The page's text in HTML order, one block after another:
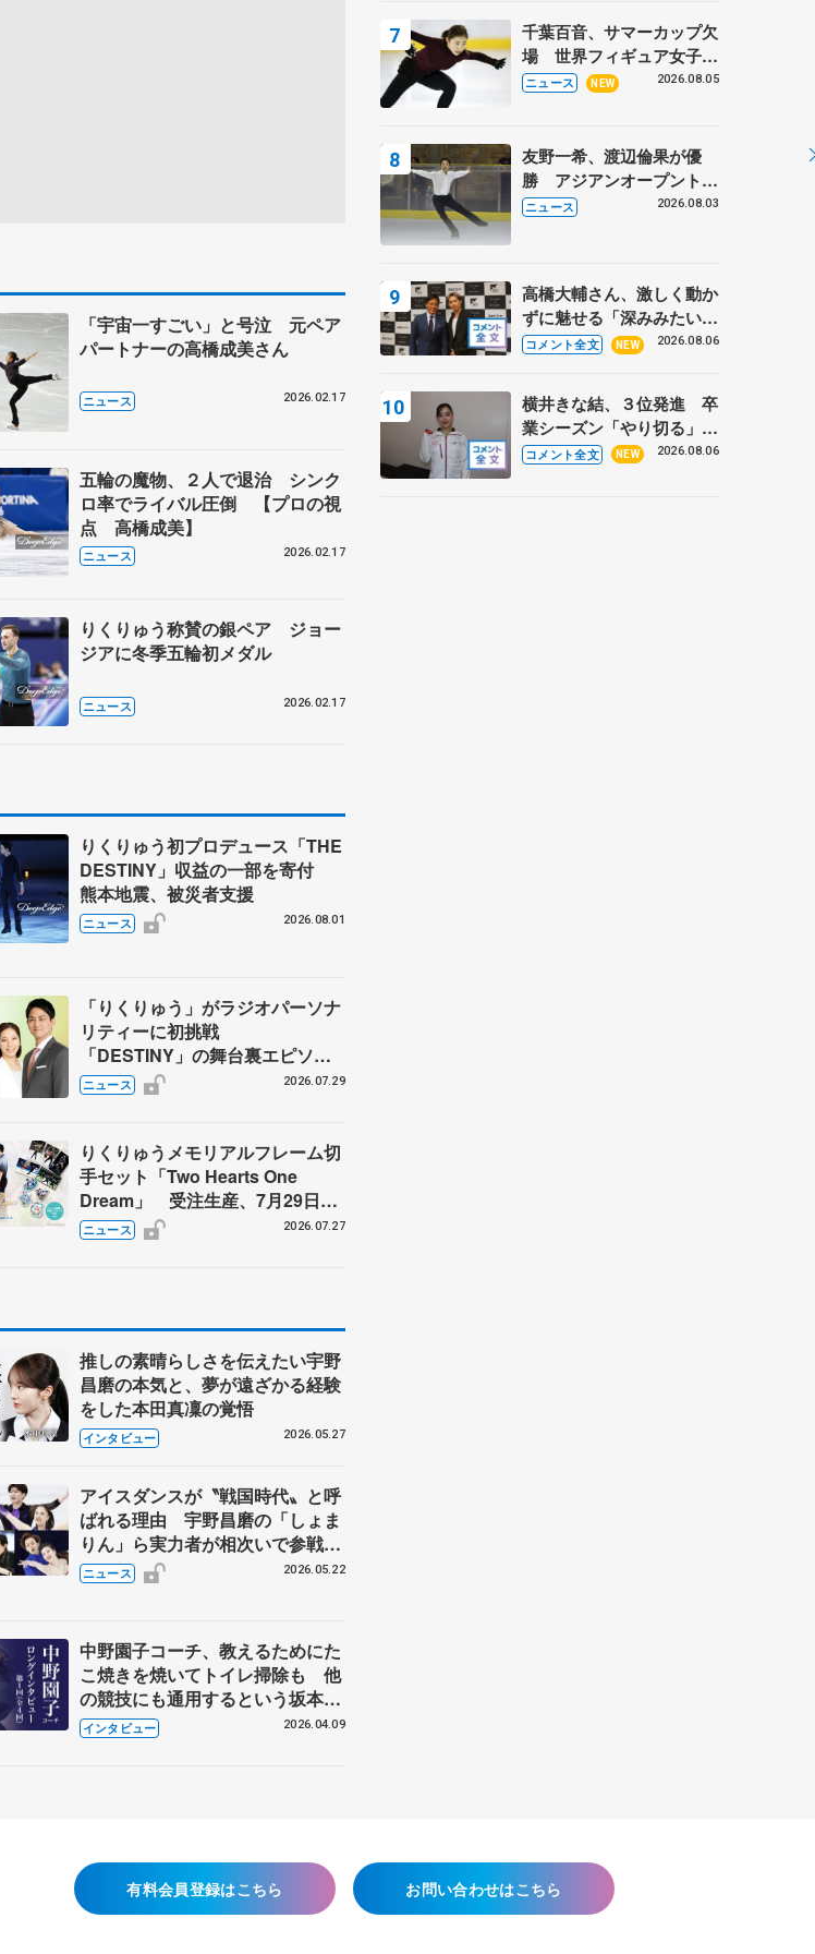
「宇宙一すごい」と号泣 元ペア
パートナーの高橋成美さん
ニュース 2026.02.17
五輪の魔物、２人で退治 シンク
ロ率でライバル圧倒 【プロの視
点 高橋成美】
ニュース 2026.02.17
りくりゅう称賛の銀ペア ジョー
ジアに冬季五輪初メダル
ニュース 2026.02.17
りくりゅう初プロデュース「THE
DESTINY」収益の一部を寄付
熊本地震、被災者支援
ニュース 2026.08.01
「りくりゅう」がラジオパーソナ
リティーに初挑戦
「DESTINY」の舞台裏エピソー
ドも
ニュース 2026.07.29
りくりゅうメモリアルフレーム切
手セット「Two Hearts One
Dream」 受注生産、7月29日受
け付け開始
ニュース 2026.07.27
推しの素晴らしさを伝えたい宇野
昌磨の本気と、夢が遠ざかる経験
をした本田真凜の覚悟
インタビュー 2026.05.27
アイスダンスが〝戦国時代〟と呼
ばれる理由 宇野昌磨の「しょま
りん」ら実力者が相次いで参戦
国内の競争激化
ニュース 2026.05.22
中野園子コーチ、教えるためにた
こ焼きを焼いてトイレ掃除も 他
の競技にも通用するという坂本花
織の筋肉
インタビュー 2026.04.09
トロフィーフリー】
千葉百音、サマーカップ欠
場 世界フィギュア女子2
位
ニュース NEW 2026.08.05
友野一希、渡辺倫果が優
勝 アジアンオープントロ
フィー
ニュース 2026.08.03
高橋大輔さん、激しく動か
ずに魅せる「深みみたいな
ものは出てきている？」
あい
コメント全文 NEW 2026.08.06
横井きな結、３位発進 卒
業シーズン「やり切る」
【みなとアクルス杯SP】
コメント全文 NEW 2026.08.06
有料会員登録はこちら お問い合わせはこちら